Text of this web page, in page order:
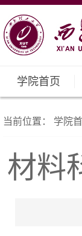
学院首页
当前位置： 学院
材料